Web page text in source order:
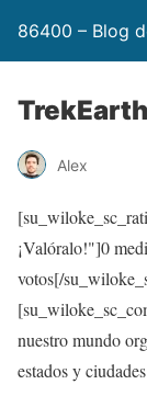
86400 – Blog
TrekEarth
Alex
¡Valóralo!"]0
votos[/
nuestro mundo
estados y